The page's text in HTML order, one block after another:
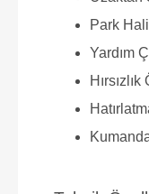
Park
Yardım